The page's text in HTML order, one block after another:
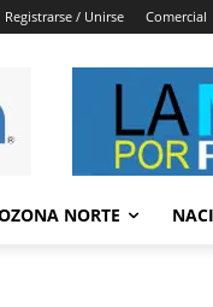
Registrarse / Unirse Comercial
NORTE